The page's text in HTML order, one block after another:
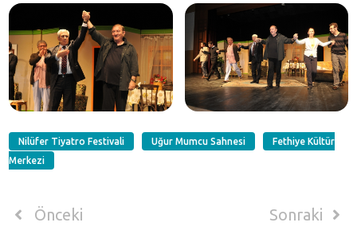
Nilüfer Tiyatro Festivali Uğur Mumcu Sahnesi
Fethiye Kültür
Merkezi
Önceki Sonraki